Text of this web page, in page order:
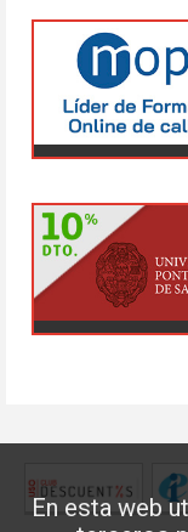
En esta web